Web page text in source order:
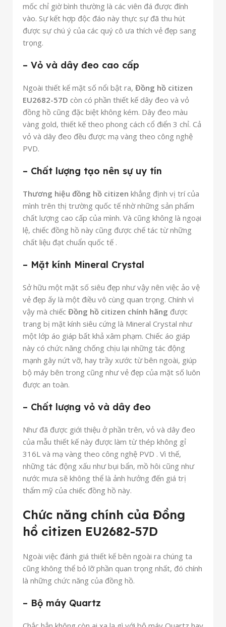
mốc chỉ giờ bình thường là các viên đá được đính
vào. Sự kết hợp độc đáo này thực sự đã thu hút
được sự chú ý của các quý cô ưa thích vẻ đẹp sang
trọng.
– Vỏ và dây đeo cao cấp
Ngoài thiết kế mặt số nổi bật ra, Đồng hồ citizen
EU2682-57D còn có phần thiết kế dây đeo và vỏ
đồng hồ cũng đặc biệt không kém. Dây đeo màu
vàng gold, thiết kế theo phong cách cổ điển 3 chỉ. Cả
vỏ và dây đeo đều được mạ vàng theo công nghệ
PVD.
– Chất lượng tạo nên sự uy tín
Thương hiệu đồng hồ citizen khẳng định vị trí của
mình trên thị trường quốc tế nhờ những sản phẩm
chất lượng cao cấp của mình. Và cũng không là ngoại
lệ, chiếc đồng hồ này cũng được chế tác từ những
chất liệu đạt chuẩn quốc tế .
– Mặt kính Mineral Crystal
Sở hữu một mặt số siêu đẹp như vậy nên việc ảo vệ
vẻ đẹp ấy là một điều vô cùng quan trọng. Chính vì
vậy mà chiếc Đồng hồ citizen chính hãng được
trang bị mặt kính siêu cứng là Mineral Crystal như
một lớp áo giáp bất khả xâm phạm. Chiếc áo giáp
này có chức năng chống chịu lại những tác động
mạnh gây nứt vỡ, hay trầy xước từ bên ngoài, giúp
bộ máy bên trong cũng như vẻ đẹp của mặt số luôn
được an toàn.
– Chất lượng vỏ và dây đeo
Như đã được giới thiệu ở phần trên, vỏ và dây đeo
của mẫu thiết kế này được làm từ thép không gỉ
316L và mạ vàng theo công nghệ PVD . Vì thế,
những tác động xấu như bụi bẩn, mồ hôi cũng như
nước mưa sẽ không thể là ảnh hưởng đến giá trị
thẩm mỹ của chiếc đồng hồ này.
Chức năng chính của Đồng
hồ citizen EU2682-57D
Ngoài việc đánh giá thiết kế bên ngoài ra chúng ta
cũng không thể bỏ lỡ phần quan trọng nhất, đó chính
là những chức năng của đồng hồ.
– Bộ máy Quartz